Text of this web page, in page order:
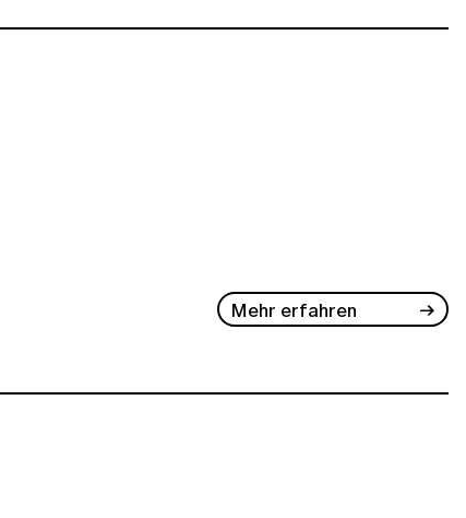
Mehr erfahren